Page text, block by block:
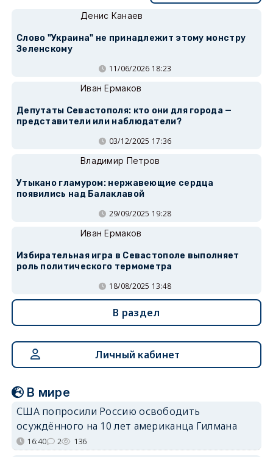
Денис Канаев
Слово "Украина" не принадлежит этому монстру
Зеленскому
11/06/2026 18:23
Иван Ермаков
Депутаты Севастополя: кто они для города —
представители или наблюдатели?
03/12/2025 17:36
Владимир Петров
Утыкано гламуром: нержавеющие сердца
появились над Балаклавой
29/09/2025 19:28
Иван Ермаков
Избирательная игра в Севастополе выполняет
роль политического термометра
18/08/2025 13:48
В раздел
Личный кабинет
В мире
США попросили Россию освободить
осуждённого на 10 лет американца Гилмана
16:40 2 136